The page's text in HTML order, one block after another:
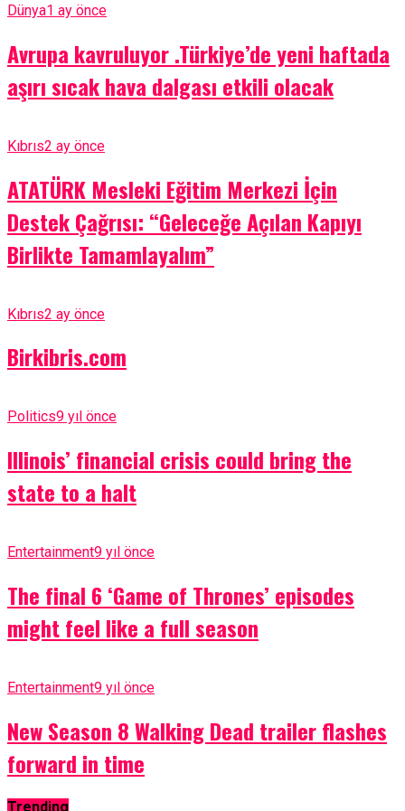
Dünya1 ay önce
Avrupa kavruluyor .Türkiye’de yeni haftada
aşırı sıcak hava dalgası etkili olacak
Kıbrıs2 ay önce
ATATÜRK Mesleki Eğitim Merkezi İçin
Destek Çağrısı: “Geleceğe Açılan Kapıyı
Birlikte Tamamlayalım”
Kıbrıs2 ay önce
Birkibris.com
Politics9 yıl önce
Illinois’ financial crisis could bring the
state to a halt
Entertainment9 yıl önce
The final 6 ‘Game of Thrones’ episodes
might feel like a full season
Entertainment9 yıl önce
New Season 8 Walking Dead trailer flashes
forward in time
Trending